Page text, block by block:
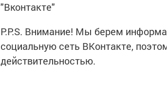
"Вконтакте"
P.P.S. Внимание! Мы берем
социальную сеть ВКонтакте,
действительностью.